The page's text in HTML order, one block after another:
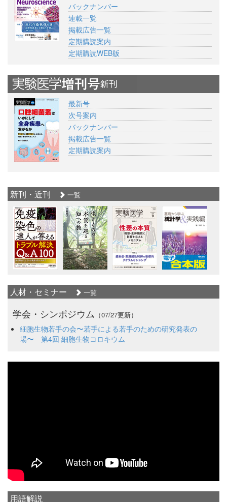
バックナンバー
連載一覧
掲載広告一覧
定期購読案内
定期購読WEB版
最新号
次号案内
バックナンバー
掲載広告一覧
定期購読案内
新刊・近刊 一覧
人材・セミナー 一覧
学会・シンポジウム （07/27更新）
細胞生物若手の会〜若手による若手のための研究発表の
場〜 第4回 細胞生物コロキウム
用語解説